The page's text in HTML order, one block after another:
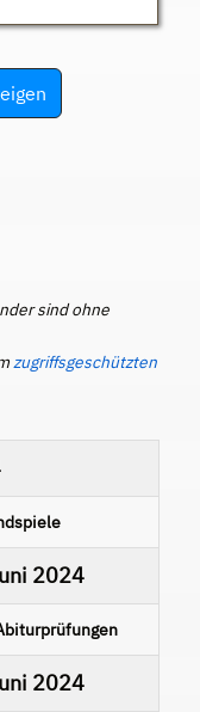
sind ohne
zugriffsgeschützten
2024
2024